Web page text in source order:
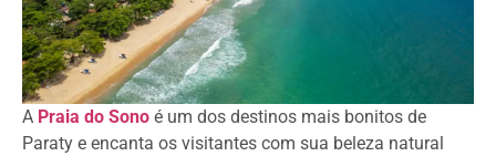
A Praia do Sono é um dos destinos mais bonitos de
Paraty e encanta os visitantes com sua beleza natural